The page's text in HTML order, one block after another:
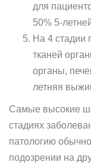
для
50% 5-
На 4 стадии
тканей
органы,
летняя
Самые высокие
стадиях
патологию
подозрении на